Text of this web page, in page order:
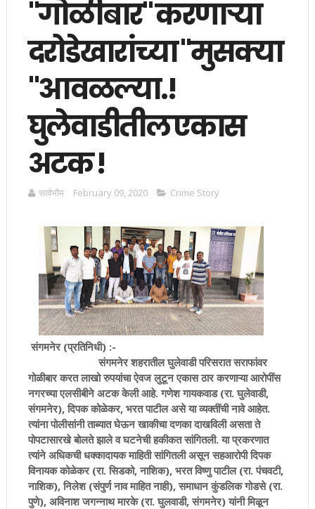
"गोळीबार" करणाऱ्या
दरोडेखारांच्या "मुसक्या
"आवळल्या.!
घुलेवाडीतील एकास
अटक !
सार्वभाैम February 09, 2020 Crime Story
संगमनेर (प्रतिनिधी) :-
संगमनेर शहरातील घुलेवाडी परिसरात सराफांवर
गोळीबार करत लाखो रुपयांचा ऐवज लुटून एकास ठार करणाऱ्या आरोपींस
नगरच्या एलसीबीने अटक केली आहे. गणेश गायकवाड (रा. घुलेवाडी,
संगमनेर), दिपक कोळेकर, भरत पाटील असे या व्यक्तींची नावे आहेत.
त्यांना पोलीसांनी ताब्यात घेऊन खाकीचा दणका दाखविली असता ते
पोपटासारखे बोलते झाले व घटनेची हकीकत सांगितली. या प्रकरणात
त्यांने अधिकची धक्कादायक माहिती सांगितली असून सहआरोपी दिपक
विनायक कोळेकर (रा. सिडको, नाशिक), भरत विष्णु पाटील (रा. पंचवटी,
नाशिक), निलेश (संपुर्ण नाव माहित नाही), समाधान कुंडलिक गोडसे (रा.
पुणे), अविनाश जगन्नाथ मारके (रा. घुलवाडी, संगमनेर) यांनी मिळून